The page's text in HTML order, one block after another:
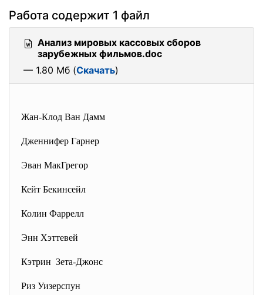
Работа содержит 1 файл
Анализ мировых кассовых сборов
зарубежных фильмов.doc
— 1.80 Мб (Скачать)
Жан-Клод Ван Дамм
Дженнифер Гарнер
Эван МакГрегор
Кейт Бекинсейл
Колин Фаррелл
Энн Хэттевей
Кэтрин Зета-Джонс
Риз Уизерспун